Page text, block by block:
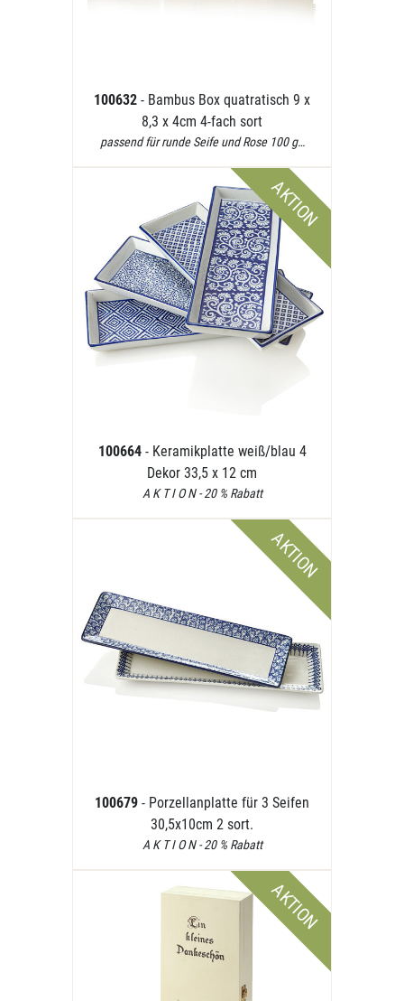
100632 - Bambus Box quatratisch 9 x
8,3 x 4cm 4-fach sort
passend für runde Seife und Rose 100 g…
AKTION
100664 - Keramikplatte weiß/blau 4
Dekor 33,5 x 12 cm
A K T I O N - 20 % Rabatt
AKTION
100679 - Porzellanplatte für 3 Seifen
30,5x10cm 2 sort.
A K T I O N - 20 % Rabatt
AKTION